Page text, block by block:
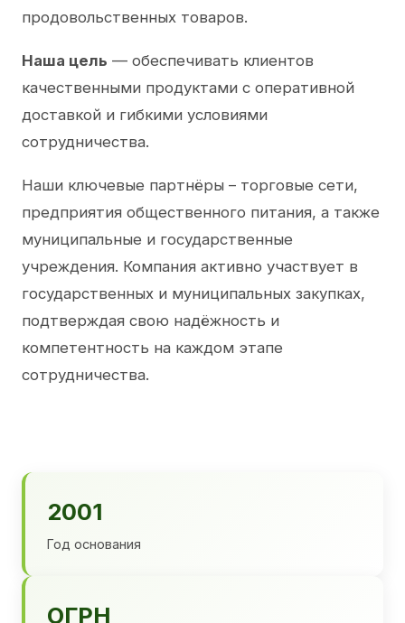
продовольственных товаров.
Наша цель — обеспечивать клиентов
качественными продуктами с оперативной
доставкой и гибкими условиями
сотрудничества.
Наши ключевые партнёры – торговые сети,
предприятия общественного питания, а также
муниципальные и государственные
учреждения. Компания активно участвует в
государственных и муниципальных закупках,
подтверждая свою надёжность и
компетентность на каждом этапе
сотрудничества.
2001
Год основания
ОГРН